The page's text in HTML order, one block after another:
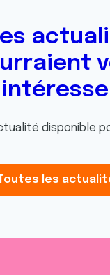
disponible
les